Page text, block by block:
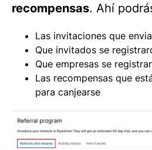
recompensas. Ahí
Las invitaciones que
Que invitados se
Que empresas se
Las recompensas que
para canjearse